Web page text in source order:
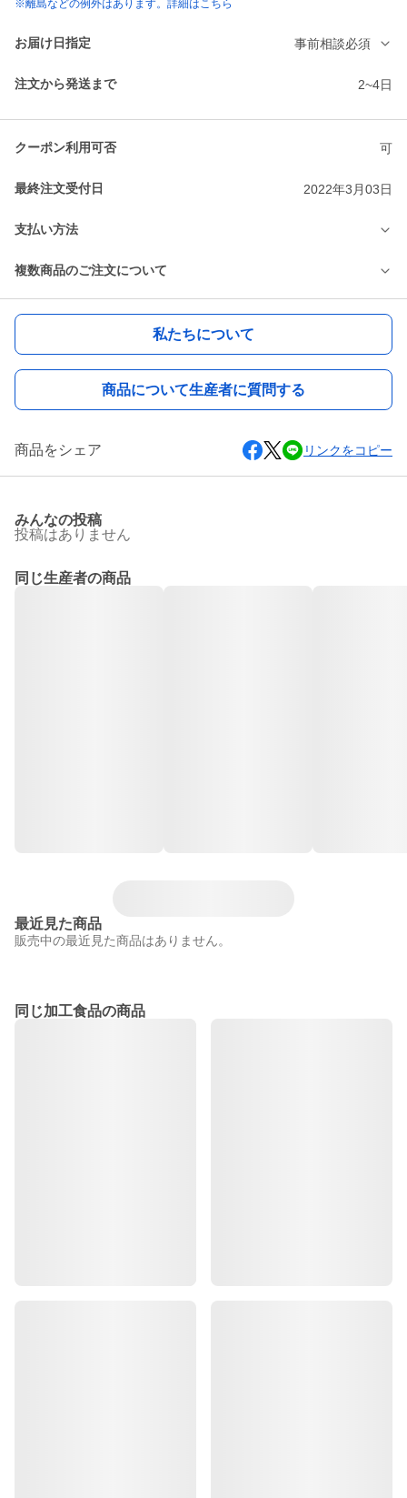
※離島などの例外はあります。詳細はこちら
お届け日指定 事前相談必須
注文から発送まで 2~4日
クーポン利用可否 可
最終注文受付日 2022年3月03日
支払い方法
複数商品のご注文について
私たちについて
商品について生産者に質問する
商品をシェア リンクをコピー
みんなの投稿
投稿はありません
同じ生産者の商品
最近見た商品
販売中の最近見た商品はありません。
同じ加工食品の商品